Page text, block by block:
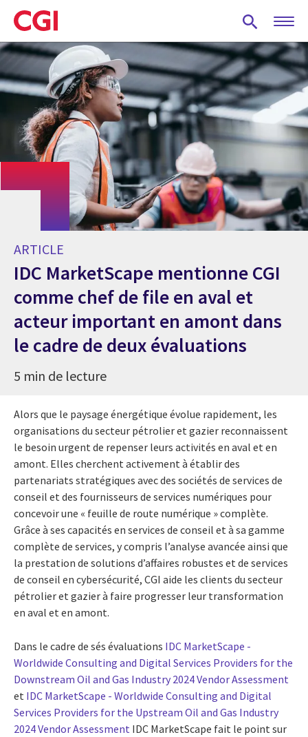
Skip
to
main
content
ARTICLE
IDC MarketScape mentionne CGI
comme chef de file en aval et
acteur important en amont dans
le cadre de deux évaluations
5 min de lecture
Alors que le paysage énergétique évolue rapidement, les
organisations du secteur pétrolier et gazier reconnaissent
le besoin urgent de repenser leurs activités en aval et en
amont. Elles cherchent activement à établir des
partenariats stratégiques avec des sociétés de services de
conseil et des fournisseurs de services numériques pour
concevoir une « feuille de route numérique » complète.
Grâce à ses capacités en services de conseil et à sa gamme
complète de services, y compris l’analyse avancée ainsi que
la prestation de solutions d’affaires robustes et de services
de conseil en cybersécurité, CGI aide les clients du secteur
pétrolier et gazier à faire progresser leur transformation
en aval et en amont.
Dans le cadre de sés évaluations IDC MarketScape -
Worldwide Consulting and Digital Services Providers for the
Downstream Oil and Gas Industry 2024 Vendor Assessment
et IDC MarketScape - Worldwide Consulting and Digital
Services Providers for the Upstream Oil and Gas Industry
2024 Vendor Assessment IDC MarketScape fait le point sur